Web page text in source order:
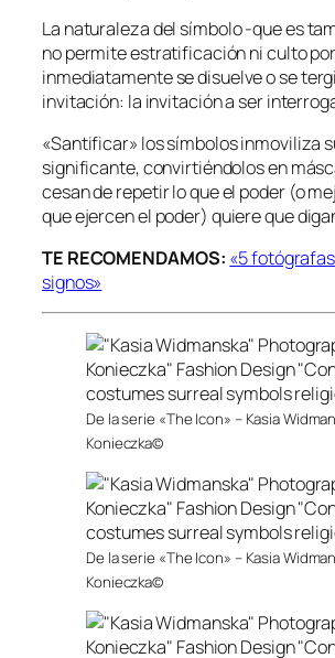
La naturaleza del símbolo -que es
no permite estratificación ni culto
inmediatamente se disuelve o se
invitación: la invitación a ser
«Santificar» los símbolos inmoviliza
significante, convirtiéndolos en
cesan de repetir lo que el poder (o
que ejercen el poder) quiere que
TE RECOMENDAMOS: «5
signos»
De la serie «The Icon» – Kasia
Konieczka©
De la serie «The Icon» – Kasia
Konieczka©